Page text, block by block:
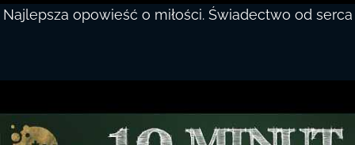
Najlepsza opowieść o miłości. Świadectwo od serca